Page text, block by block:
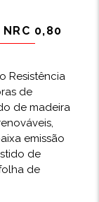
NRC 0,80
Resistência
de
de madeira
emissão
de
de